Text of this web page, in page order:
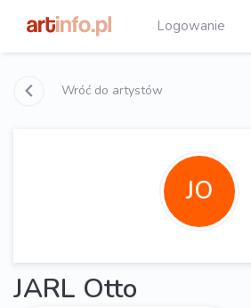
Logowanie
Wróć do artystów
JO
JARL Otto